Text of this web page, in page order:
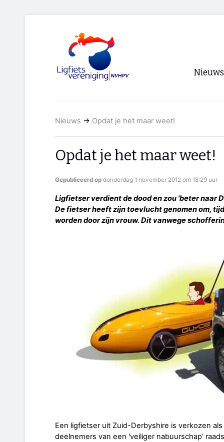
Nieuws
RSS
Nieuws → Opdat je het maar weet!
Opdat je het maar weet!
Gepubliceerd op donderdag 1 november 2012 om 18:29 uur
Ligfietser verdient de dood en zou 'beter naar
De fietser heeft zijn toevlucht genomen om,
worden door zijn vrouw. Dit vanwege
Een ligfietser uit Zuid-Derbyshire is verkozen
deelnemers van een 'veiliger nabuurschap'